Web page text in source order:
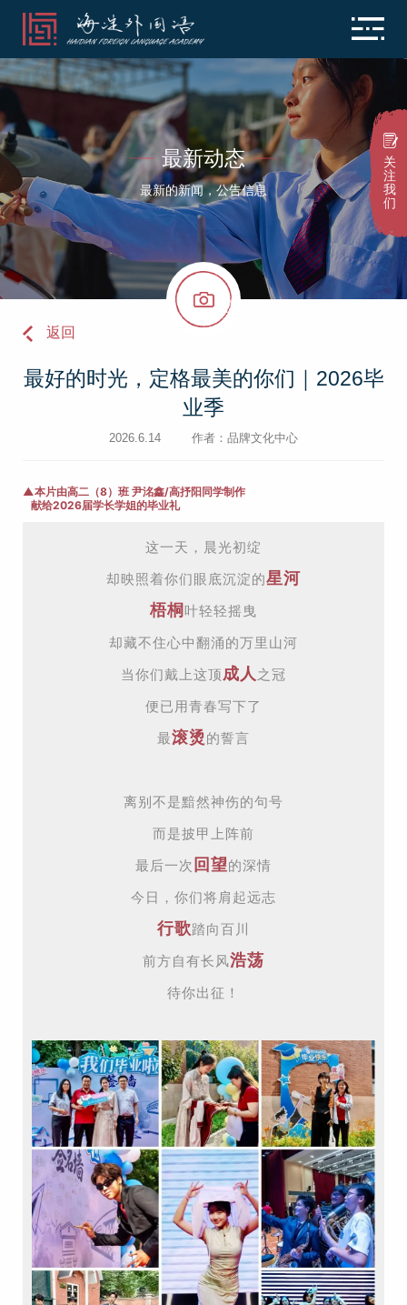
关
注
我
们
最新动态
最新的新闻，公告信息
返回
最好的时光，定格最美的你们｜2026毕
业季
2026.6.14 作者：品牌文化中心
▲本片由高二（8）班 尹洺鑫/高抒阳同学制作
献给2026届学长学姐的毕业礼
这一天，晨光初绽
却映照着你们眼底沉淀的星河
梧桐叶轻轻摇曳
却藏不住心中翻涌的万里山河
当你们戴上这顶成人 之冠
便已用青春写下了
最滚烫 的誓言
离别不是黯然神伤的句号
而是披甲上阵前
最后一次 回望的深情
今日，你们将肩起远志
行歌踏向百川
前方自有长风浩荡
待你出征！